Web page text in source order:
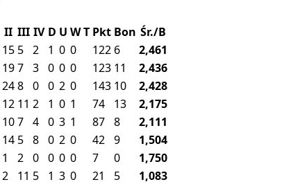
II III IV D U WT Pkt Bon Śr./B
15 5 2 1 0 0 122 6
2,461
197 3 0 0 0 123 11
2,436
248 0 0 2 0 143 10
2,428
12 11 2 1 0 1 74 13
2,175
107 4 0 3 1 87 8
2,111
14 5 8 0 2 0 42 9
1,504
1 2 0 0 0 0 7 0
1,750
2 11 5 1 3 0 21 5
1,083